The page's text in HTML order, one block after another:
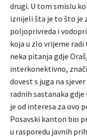
drugi. U tom smislu
iznijeli šta je to što je
poljoprivreda i
koja u zlo vrijeme
neka pitanja gdje
interkonektivno,
dovest s juga na
radnih sastanaka
je od interesa za ovo
Posavski kanton bio
u rasporedu javnih